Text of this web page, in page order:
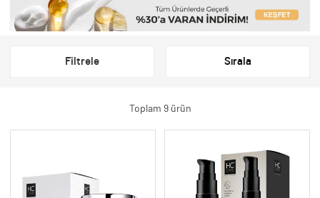
Filtrele Sırala
Toplam 9 ürün